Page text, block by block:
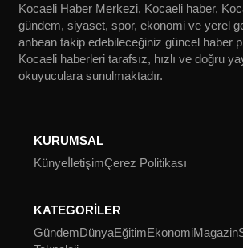
Kocaeli Haber Merkezi, Kocaeli haber,
gündem, siyaset, spor, ekonomi ve yerel
anbean takip edebileceğiniz güncel haber
Kocaeli haberleri tarafsız, hızlı ve doğru
okuyuculara sunulmaktadır.
KURUMSAL
KünyeİletişimÇerez Politikası
KATEGORİLER
GündemDünyaEğitimEkonomiMagazin